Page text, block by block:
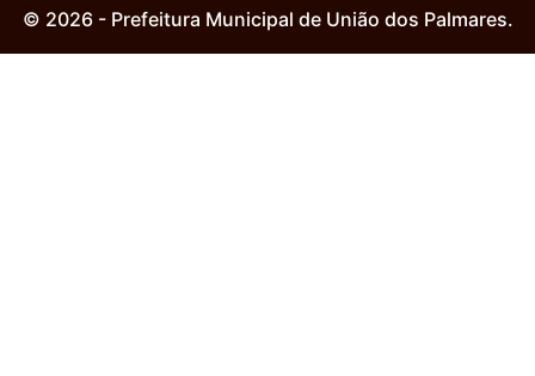
© 2026 - Prefeitura Municipal de União dos Palmares.